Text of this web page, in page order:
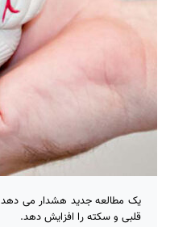
یک مطالعه جدید هشدار می دهد
قلبی و سکته را افزایش دهد.